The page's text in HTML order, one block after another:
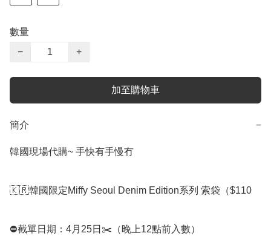
數量
−
+
加至購物車
簡介 −
韓國現場代購~ 手快有手慢冇
🇰🇷韓國限定Miffy Seoul Denim Edition系列 索袋（$110
⛔️截單日期：4月25日✂️（晚上12點前入數）